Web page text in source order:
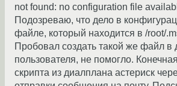
not found: no configuration file
Подозреваю, что дело в
файле, который находится в /root/
Пробовал создать такой же файл
пользователя, не помогло.
скрипта из диалплана астериск